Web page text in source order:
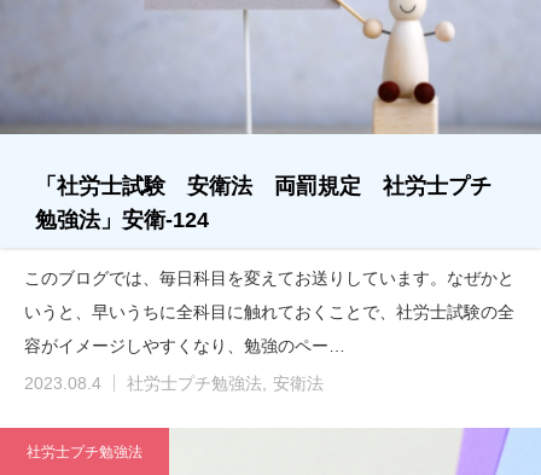
「社労士試験 安衛法 両罰規定 社労士プチ
勉強法」安衛-124
このブログでは、毎日科目を変えてお送りしています。なぜかと
いうと、早いうちに全科目に触れておくことで、社労士試験の全
容がイメージしやすくなり、勉強のペー…
2023.08.4
社労士プチ勉強法 安衛法
社労士プチ勉強法